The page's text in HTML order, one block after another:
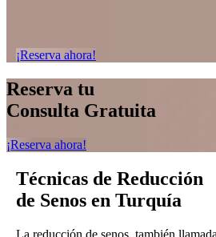
¡Reserva ahora!
Reserva tu
Consulta Gratuita
¡Reserva ahora!
Técnicas de Reducción
de Senos en Turquía
La reducción de senos, también